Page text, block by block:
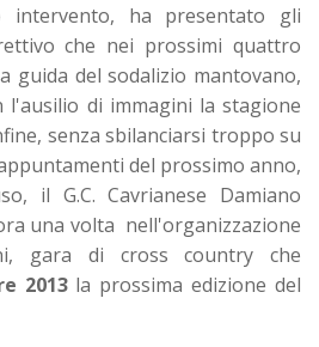
intervento, ha presentato gli
che nei prossimi quattro
guida del sodalizio mantovano,
l'ausilio di immagini la stagione
senza sbilanciarsi troppo su
del prossimo anno,
il G.C. Cavrianese Damiano
una volta nell'organizzazione
gara di cross country che
2013la prossima edizione del